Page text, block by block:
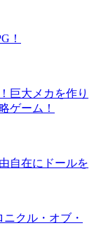
！
巨大メカを作り
ゲーム！
自在にドールを
クル・オブ・